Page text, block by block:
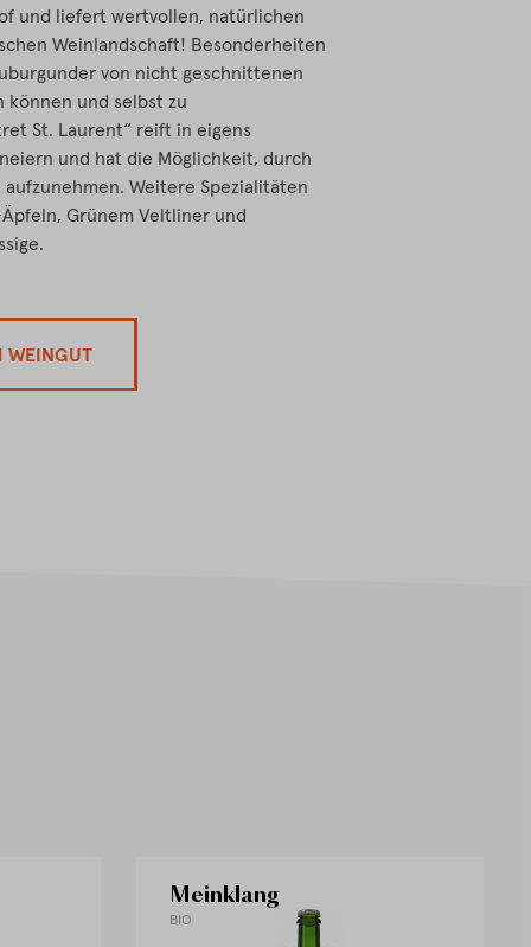
und liefert wertvollen, natürlichen
Weinlandschaft! Besonderheiten
von nicht geschnittenen
können und selbst zu
St. Laurent“ reift in eigens
und hat die Möglichkeit, durch
Weitere Spezialitäten
Grünem Veltliner und
WEINGUT
Meinklang
BIO